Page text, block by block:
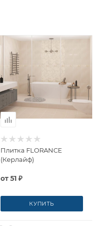
Плитка FLORANCE
(Керлайф)
от51 ₽
КУПИТЬ